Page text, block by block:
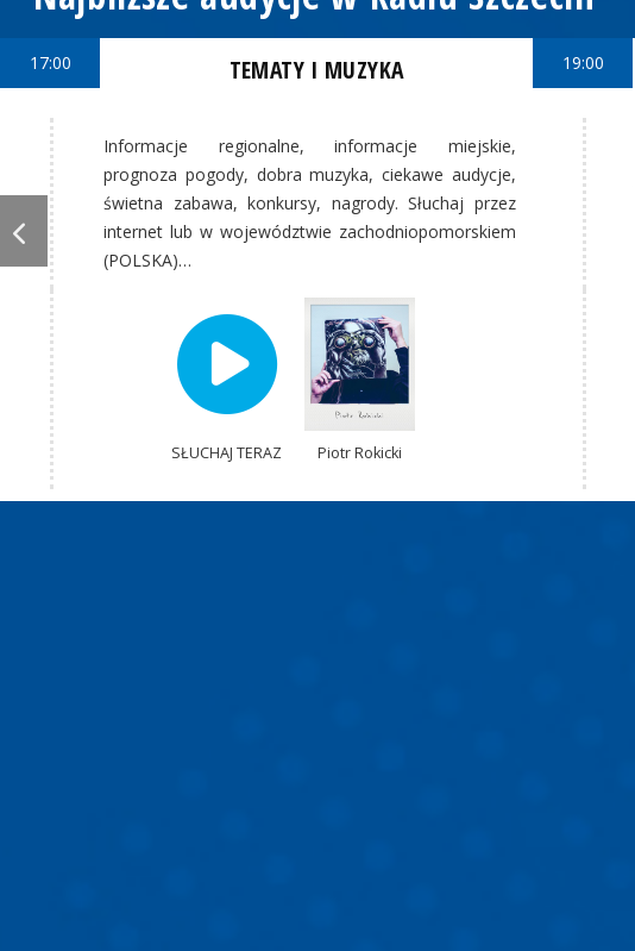
17:00 TEMATY I MUZYKA
Informacje regionalne, informacje miejskie,
prognoza pogody, dobra muzyka, ciekawe audycje,
świetna zabawa, konkursy, nagrody. Słuchaj przez
internet lub w województwie zachodniopomorskiem
(POLSKA)…
SŁUCHAJ TERAZ Piotr Rokicki
19:00